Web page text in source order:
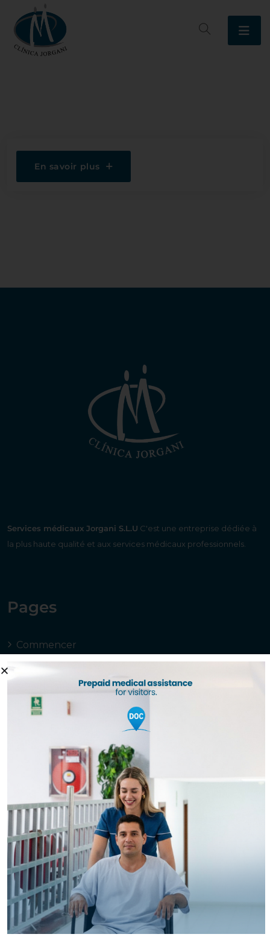
En savoir plus
Services médicaux Jorgani S.L.U C'est une entreprise dédiée à
la plus haute qualité et aux services médicaux professionnels.
Pages
Commencer
Spécialités
Gynécologie Et Obstétrique
Oto-Rhinourée
Traumatologie
Chirurgie Plastique, Esthétique Et Médecine
Esthétique
Urologie
Anesthésie Et Réanimation